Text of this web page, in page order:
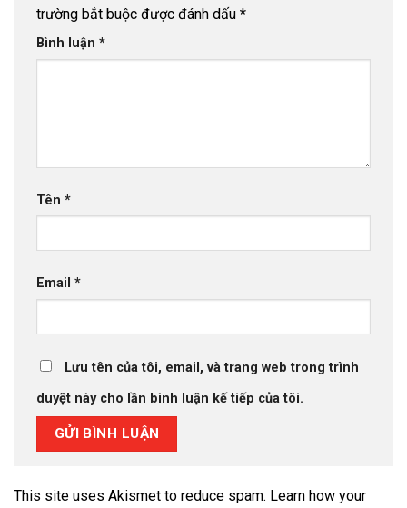
trường bắt buộc được đánh dấu *
Bình luận *
Tên *
Email *
Lưu tên của tôi, email, và trang web trong trình
duyệt này cho lần bình luận kế tiếp của tôi.
This site uses Akismet to reduce spam. Learn how your